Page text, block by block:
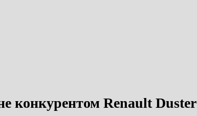
конкурентом Renault Duster